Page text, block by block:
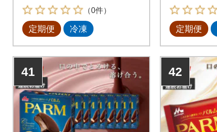
バー。
（0件）
定期便 冷凍 定期便
41 42